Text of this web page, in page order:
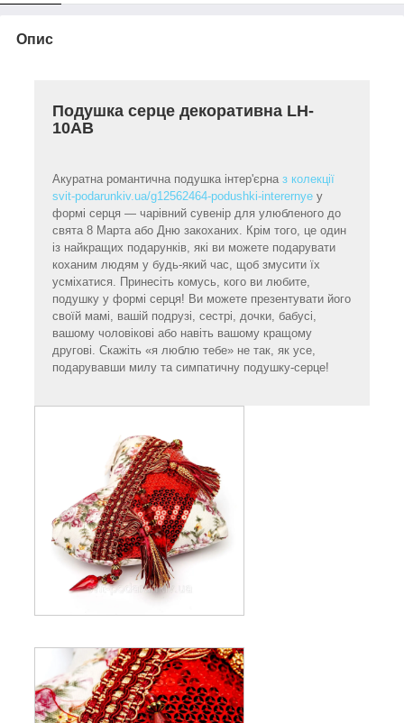
Опис
Подушка серце декоративна LH-
10AB
Акуратна романтична подушка інтер'єрна з колекції
svit-podarunkiv.ua/g12562464-podushki-interernye у
формі серця — чарівний сувенір для улюбленого до
свята 8 Марта або Дню закоханих. Крім того, це один
із найкращих подарунків, які ви можете подарувати
коханим людям у будь-який час, щоб змусити їх
усміхатися. Принесіть комусь, кого ви любите,
подушку у формі серця! Ви можете презентувати його
своїй мамі, вашій подрузі, сестрі, дочки, бабусі,
вашому чоловікові або навіть вашому кращому
другові. Скажіть «я люблю тебе» не так, як усе,
подарувавши милу та симпатичну подушку-серце!